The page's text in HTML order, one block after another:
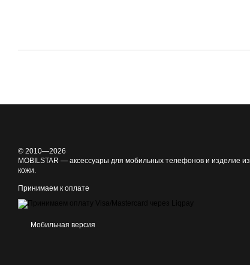
© 2010—2026
MOBILSTAR — аксессуары для мобильных телефонов и изделие из
кожи.
Принимаем к оплате
Мобильная версия